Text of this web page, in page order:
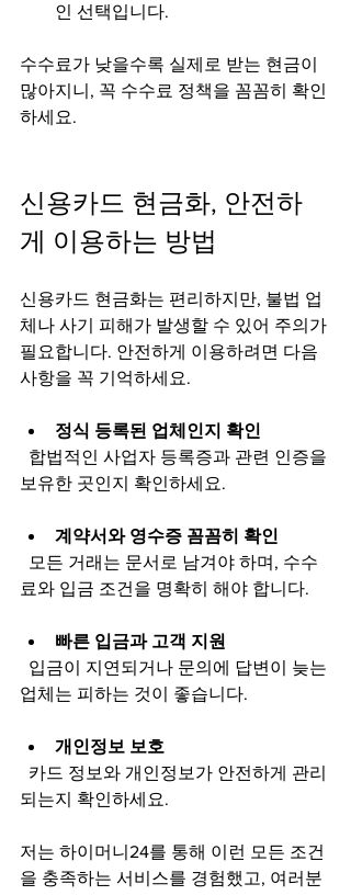
인 선택입니다.
수수료가 낮을수록 실제로 받는 현금이
많아지니, 꼭 수수료 정책을 꼼꼼히 확인
하세요.
신용카드 현금화, 안전하
게 이용하는 방법
신용카드 현금화는 편리하지만, 불법 업
체나 사기 피해가 발생할 수 있어 주의가
필요합니다. 안전하게 이용하려면 다음
사항을 꼭 기억하세요.
정식 등록된 업체인지 확인
보유한 곳인지 확인하세요.
계약서와 영수증 꼼꼼히 확인
료와 입금 조건을 명확히 해야 합니다.
빠른 입금과 고객 지원
업체는 피하는 것이 좋습니다.
개인정보 보호
되는지 확인하세요.
저는 하이머니24를 통해 이런 모든 조건
을 충족하는 서비스를 경험했고, 여러분